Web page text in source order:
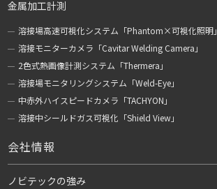
金属加工計測
溶接場高速可視化システム「Phantom×可視化照明」
溶接モニターカメラ「Cavitar Welding Camera」
2色式熱画像計測システム「Thermera」
溶接場モニタリングシステム「Weld-Eye」
中赤外ハイスピードカメラ「TACHYON」
溶接中シールドガス可視化「Shield View」
会社情報
ノビテックの強み